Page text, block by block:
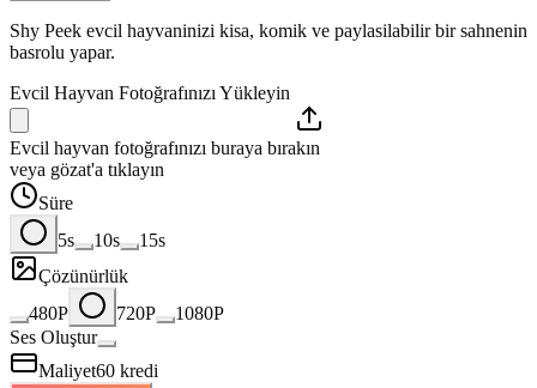
Shy Peek evcil hayvaninizi kisa, komik ve paylasilabilir bir sahnenin
basrolu yapar.
Evcil Hayvan Fotoğrafınızı Yükleyin
Evcil hayvan fotoğrafınızı buraya bırakın
veya gözat'a tıklayın
Süre
5s
10s
15s
Çözünürlük
480P
720P
1080P
Ses Oluştur
Maliyet60 kredi